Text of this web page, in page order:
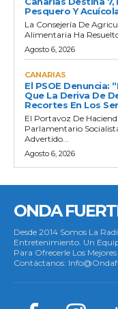
Pesquero Y
La Consejería De
Alimentaria Ha
Agosto 6, 2026
CANARIAS
El PSOE Denuncia:
Que La Deriva De
Recortes En Los
El Portavoz De
Parlamentario
Advertido...
Agosto 6, 2026
ONDA
Desde 2014 Somos La
Entretenimiento. Un
Para Ofrecerle Los
Contáctanos: